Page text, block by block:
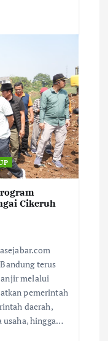
Cikeruh
terus
melalui
pemerintah
daerah,
usaha, hingga…